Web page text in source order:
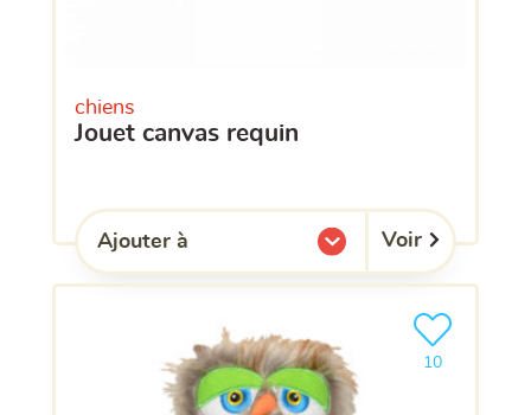
chiens
jouet canvas requin
Ajouter à
l'une de mes listes. Voir
10
Ajouter le
clients ont